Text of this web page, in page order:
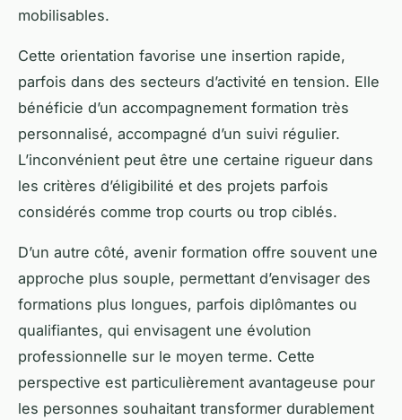
mobilisables.
Cette orientation favorise une insertion rapide,
parfois dans des secteurs d’activité en tension. Elle
bénéficie d’un accompagnement formation très
personnalisé, accompagné d’un suivi régulier.
L’inconvénient peut être une certaine rigueur dans
les critères d’éligibilité et des projets parfois
considérés comme trop courts ou trop ciblés.
D’un autre côté, avenir formation offre souvent une
approche plus souple, permettant d’envisager des
formations plus longues, parfois diplômantes ou
qualifiantes, qui envisagent une évolution
professionnelle sur le moyen terme. Cette
perspective est particulièrement avantageuse pour
les personnes souhaitant transformer durablement